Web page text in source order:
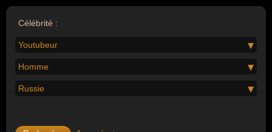
Célébrité :
Youtubeur
Homme
Russie